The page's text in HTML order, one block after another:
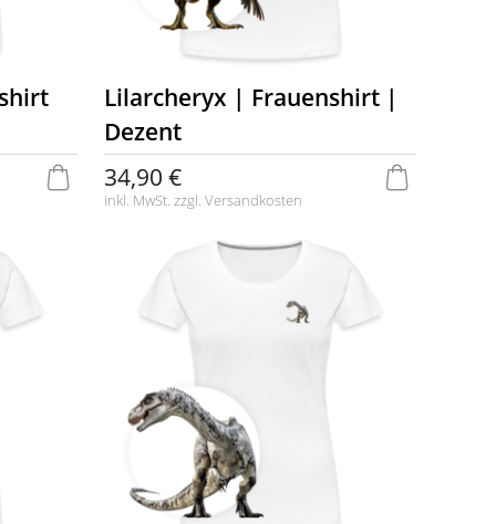
Lilarcheryx | Frauenshirt |
Dezent
34,90 €
inkl. MwSt. zzgl. Versandkosten